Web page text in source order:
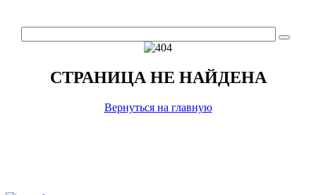
СТРАНИЦА НЕ НАЙДЕНА
Вернуться на главную